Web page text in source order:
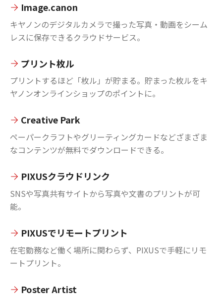
Image.canon
キヤノンのデジタルカメラで撮った写真・動画をシーム
レスに保存できるクラウドサービス。
プリント枚ル
プリントするほど「枚ル」が貯まる。貯まった枚ルをキ
ヤノンオンラインショップのポイントに。
Creative Park
ペーパークラフトやグリーティングカードなどざまざま
なコンテンツが無料でダウンロードできる。
PIXUSクラウドリンク
SNSや写真共有サイトから写真や文書のプリントが可
能。
PIXUSでリモートプリント
在宅勤務など働く場所に関わらず、PIXUSで手軽にリモ
ートプリント。
Poster Artist